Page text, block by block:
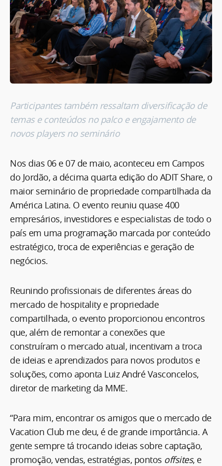
Participantes também ressaltam diversificação de
temas e conteúdos no palco e engajamento de
novos players no seminário
Nos dias 06 e 07 de maio, aconteceu em Campos
do Jordão, a décima quarta edição do ADIT Share, o
maior seminário de propriedade compartilhada da
América Latina. O evento reuniu quase 400
empresários, investidores e especialistas de todo o
país em uma programação marcada por conteúdo
estratégico, troca de experiências e geração de
negócios.
Reunindo profissionais de diferentes áreas do
mercado de hospitality e propriedade
compartilhada, o evento proporcionou encontros
que, além de remontar a conexões que
construíram o mercado atual, incentivam a troca
de ideias e aprendizados para novos produtos e
soluções, como aponta Luiz André Vasconcelos,
diretor de marketing da MME.
“Para mim, encontrar os amigos que o mercado de
Vacation Club me deu, é de grande importância. A
gente sempre tá trocando ideias sobre captação,
promoção, vendas, estratégias, pontos offsites, e